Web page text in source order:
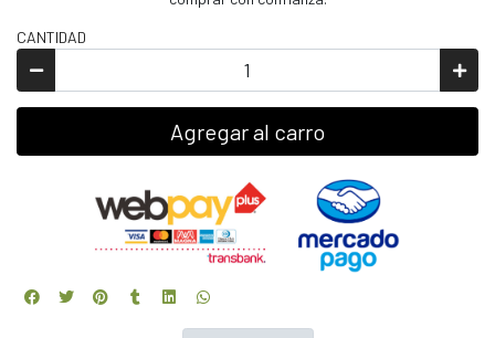
CANTIDAD
Agregar al carro